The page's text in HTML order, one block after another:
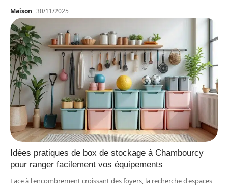
Maison 30/11/2025
Idées pratiques de box de stockage à Chambourcy
pour ranger facilement vos équipements
Face à l'encombrement croissant des foyers, la recherche d'espaces